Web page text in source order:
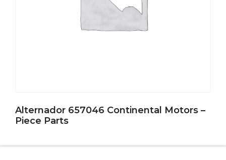
Alternador 657046 Continental Motors –
Piece Parts